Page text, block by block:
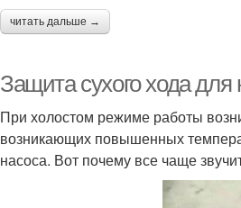
читать дальше →
Защита сухого хода
При холостом режиме работы
возникающих повышенных
насоса. Вот почему все чаще